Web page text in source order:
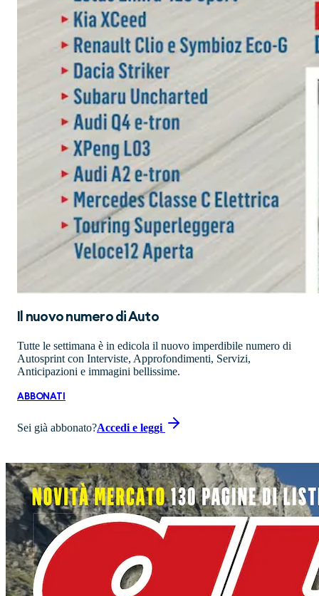
Il nuovo numero diAuto
Tutte le settimana è in edicola il nuovo imperdibile numero di
Autosprint con Interviste, Approfondimenti, Servizi,
Anticipazioni e immagini bellissime.
ABBONATI
Sei già abbonato?Accedi e leggi